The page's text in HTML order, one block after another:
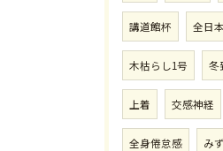
講道館杯 全日本
木枯らし1号 冬
上着 交感神経
全身倦怠感 み